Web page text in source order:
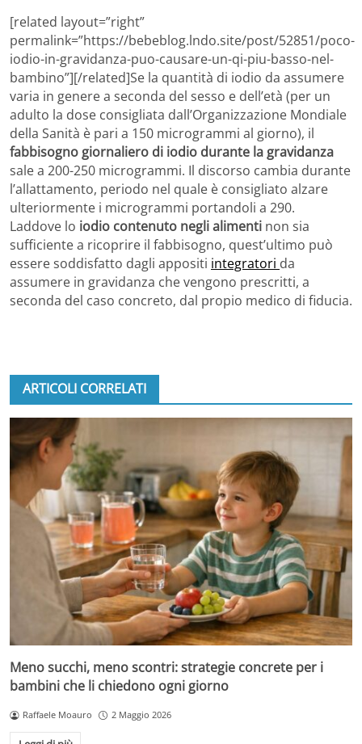
[related layout=”right”
permalink=”https://bebeblog.lndo.site/post/52851/poco-
iodio-in-gravidanza-puo-causare-un-qi-piu-basso-nel-
bambino”][/related]Se la quantità di iodio da assumere
varia in genere a seconda del sesso e dell’età (per un
adulto la dose consigliata dall’Organizzazione Mondiale
della Sanità è pari a 150 microgrammi al giorno), il
fabbisogno giornaliero di iodio durante la gravidanza
sale a 200-250 microgrammi. Il discorso cambia durante
l’allattamento, periodo nel quale è consigliato alzare
ulteriormente i microgrammi portandoli a 290.
Laddove lo iodio contenuto negli alimenti non sia
sufficiente a ricoprire il fabbisogno, quest’ultimo può
essere soddisfatto dagli appositi integratori da
assumere in gravidanza che vengono prescritti, a
seconda del caso concreto, dal propio medico di fiducia.
ARTICOLI CORRELATI
Meno succhi, meno scontri: strategie concrete per i
bambini che li chiedono ogni giorno
Raffaele Moauro 2 Maggio 2026